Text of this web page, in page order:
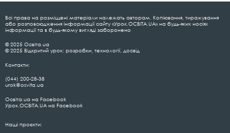
Всі права на розміщені матеріали належать авторам. Копіювання, тиражування
або розповсюдження інформації сайту «Урок.ОСВІТА.UA» на будь-яких носіях
інформації та в будь-якому вигляді заборонено
© 2025 Освіта.ua
© 2025 Відкритий урок: розробки, технології, досвід
Контакти:
(044) 200-28-38
urok@osvita.ua
Освіта.ua на Facebook
Урок.ОСВІТА.UA на Facebook
Наші проєкти: